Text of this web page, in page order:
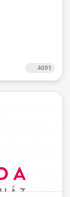
4091